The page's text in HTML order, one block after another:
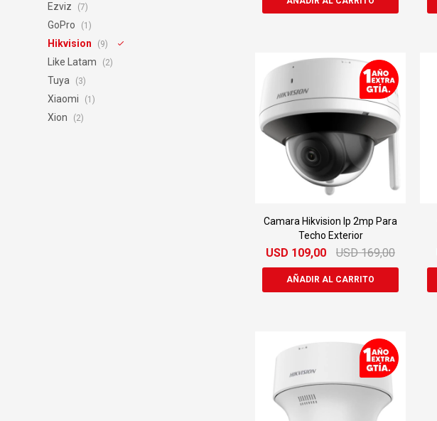
Ezviz (7)
GoPro (1)
Hikvision (9)
Like Latam (2)
Tuya (3)
Xiaomi (1)
Xion (2)
Camara Hikvision Ip 2mp Para
Techo Exterior
USD 109,00 USD 169,00